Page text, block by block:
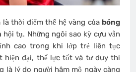
là thời điểm thế hệ vàng của bóng
hội tụ. Những ngôi sao kỳ cựu vẫn
cao trong khi lớp trẻ liên tục
hiện đại, thể lực tốt và tư duy thi
là lý do người hâm mộ ngày càng